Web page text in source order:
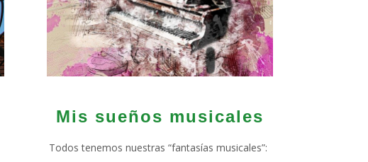
Mis sueños musicales
Todos tenemos nuestras “fantasías musicales”: